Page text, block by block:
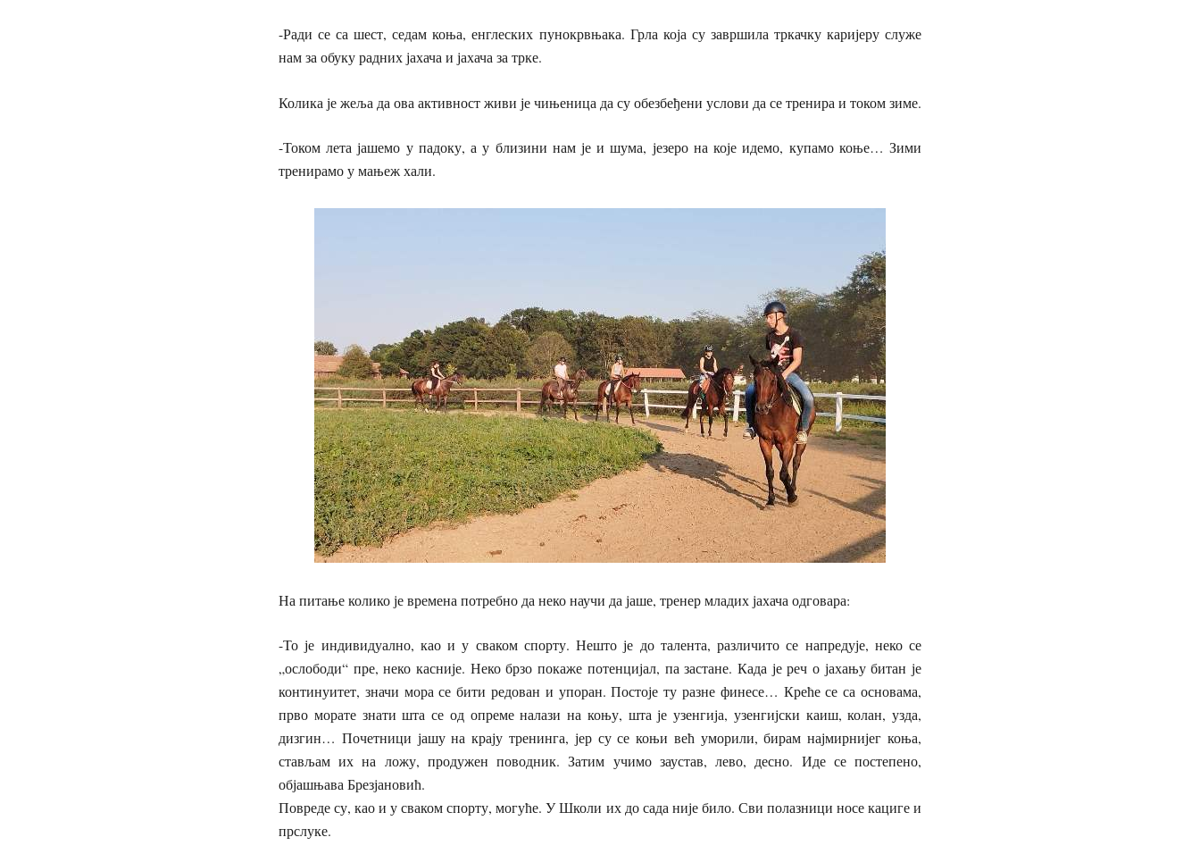
-Ради се са шест, седам коња, енглеских пунокрвњака. Грла која су завршила тркачку каријеру служе
нам за обуку радних јахача и јахача за трке.
Колика је жеља да ова активност живи је чињеница да су обезбеђени услови да се тренира и током зиме.
-Током лета јашемо у падоку, а у близини нам је и шума, језеро на које идемо, купамо коње… Зими
тренирамо у мањеж хали.
На питање колико је времена потребно да неко научи да јаше, тренер младих јахача одговара:
-То је индивидуално, као и у сваком спорту. Нешто је до талента, различито се напредује, неко се
„ослободи“ пре, неко касније. Неко брзо покаже потенцијал, па застане. Када је реч о јахању битан је
континуитет, значи мора се бити редован и упоран. Постоје ту разне финесе… Креће се са основама,
прво морате знати шта се од опреме налази на коњу, шта је узенгија, узенгијски каиш, колан, узда,
дизгин… Почетници јашу на крају тренинга, јер су се коњи већ уморили, бирам најмирнијег коња,
стављам их на ложу, продужен поводник. Затим учимо заустав, лево, десно. Иде се постепено,
објашњава Брезјановић.
Повреде су, као и у сваком спорту, могуће. У Школи их до сада није било. Сви полазници носе кациге и
прслуке.